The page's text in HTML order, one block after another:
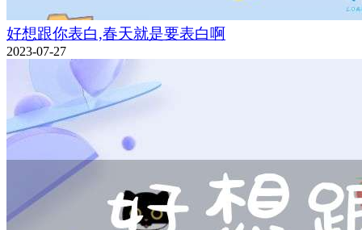
好想跟你表白,春天就是要表白啊
2023-07-27